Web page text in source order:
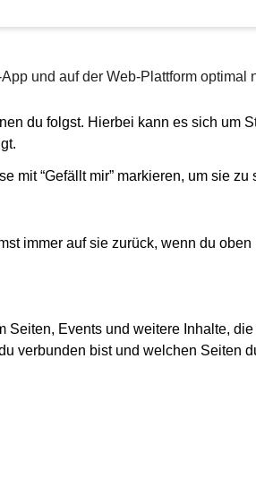
und auf der Web-Plattform optimal
du folgst. Hierbei kann es sich um
“Gefällt mir” markieren, um sie
immer auf sie zurück, wenn du
Events und weitere Inhalte,
verbunden bist und welchen Seiten